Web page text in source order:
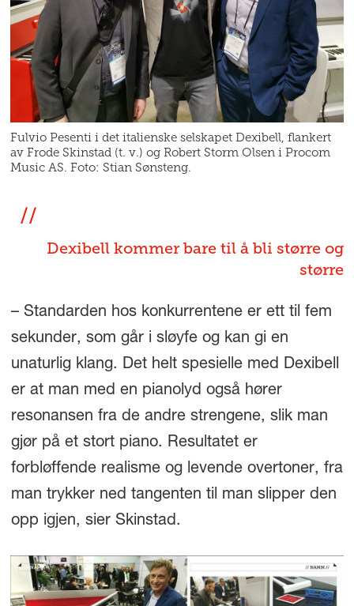
Fulvio Pesenti i det italienske selskapet Dexibell, flankert
av Frode Skinstad (t. v.) og Robert Storm Olsen i Procom
Music AS. Foto: Stian Sønsteng.
Dexibell kommer bare til å bli større og
større
– Standarden hos konkurrentene er ett til fem
sekunder, som går i sløyfe og kan gi en
unaturlig klang. Det helt spesielle med Dexibell
er at man med en pianolyd også hører
resonansen fra de andre strengene, slik man
gjør på et stort piano. Resultatet er
forbløffende realisme og levende overtoner, fra
man trykker ned tangenten til man slipper den
opp igjen, sier Skinstad.